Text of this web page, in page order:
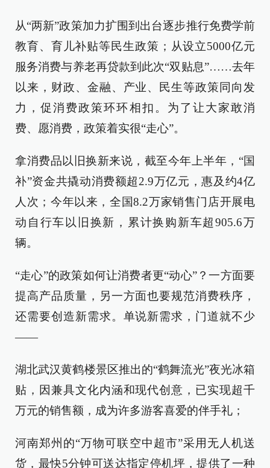
从“两新”政策加力扩围到出台逐步推行免费学前
教育、育儿补贴等民生政策；从设立5000亿元
服务消费与养老再贷款到此次“双贴息”……去年
以来，财政、金融、产业、民生等政策同向发
力，促消费政策环环相扣。为了让大家敢消
费、愿消费，政策着实很“走心”。
拿消费品以旧换新来说，截至今年上半年，“国
补”资金共撬动消费额超2.9万亿元，惠及约4亿
人次；今年以来，全国8.2万家销售门店开展电
动自行车以旧换新，累计换购新车超905.6万
辆。
“走心”的政策如何让消费者更“动心”？一方面要
提高产品质量，另一方面也要规范消费秩序，
还需要创造新需求。单说新需求，门道就不少
——
湖北武汉黄鹤楼景区推出的“鹤舞流光”夜光冰箱
贴，因兼具文化内涵和现代创意，已实现超千
万元的销售额，成为许多游客喜爱的伴手礼；
河南郑州的“万物可联空中超市”采用无人机送
货，最快5分钟可送达指定停机坪，提供了一种